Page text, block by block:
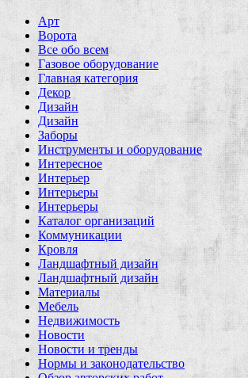
Арт
Ворота
Все обо всем
Газовое оборудование
Главная категория
Декор
Дизайн
Дизайн
Заборы
Инструменты и оборудование
Интересное
Интерьер
Интерьеры
Интерьеры
Каталог организаций
Коммуникации
Кровля
Ландшафтный дизайн
Ландшафтный дизайн
Материалы
Мебель
Недвижимость
Новости
Новости и тренды
Нормы и законодательство